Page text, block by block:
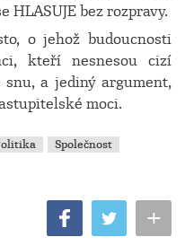
HLASUJE bez rozpravy.
o jehož budoucnosti
kteří nesnesou cizí
a jediný argument,
moci.
Společnost
+